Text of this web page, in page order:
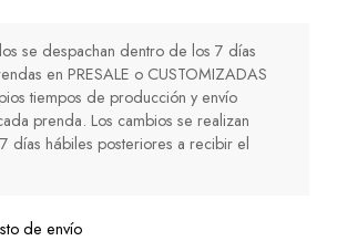
se despachan dentro de los 7 días
en PRESALE o CUSTOMIZADAS
tiempos de producción y envío
prenda. Los cambios se realizan
días hábiles posteriores a recibir el
de envío